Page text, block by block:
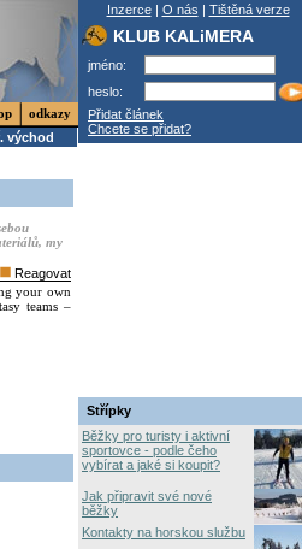
odkazy
východ
my
Reagovat
your own
teams –
Inzerce| O nás | Tištěná verze
KLUB KALiMERA
jméno:
heslo:
Přidat článek
Chcete se přidat?
Střípky
Běžky pro turisty i aktivní
sportovce - podle čeho
vybírat a jaké si koupit?
Jak připravit své nové
běžky
Kontakty na horskou službu